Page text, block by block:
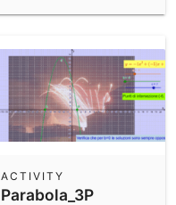
Parabola_3P
ACTIVITY